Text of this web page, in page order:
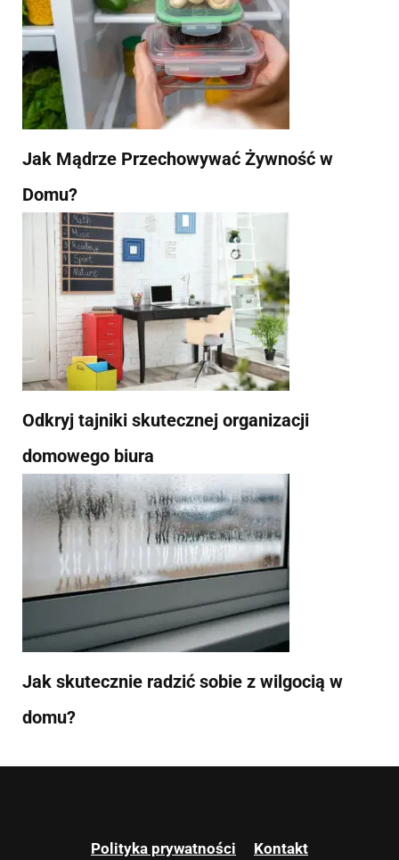
Jak Mądrze Przechowywać Żywność w
Domu?
Odkryj tajniki skutecznej organizacji
domowego biura
Jak skutecznie radzić sobie z wilgocią w
domu?
Polityka prywatności Kontakt